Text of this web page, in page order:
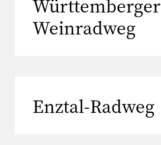
Württemberger
Weinradweg
Enztal-Radweg